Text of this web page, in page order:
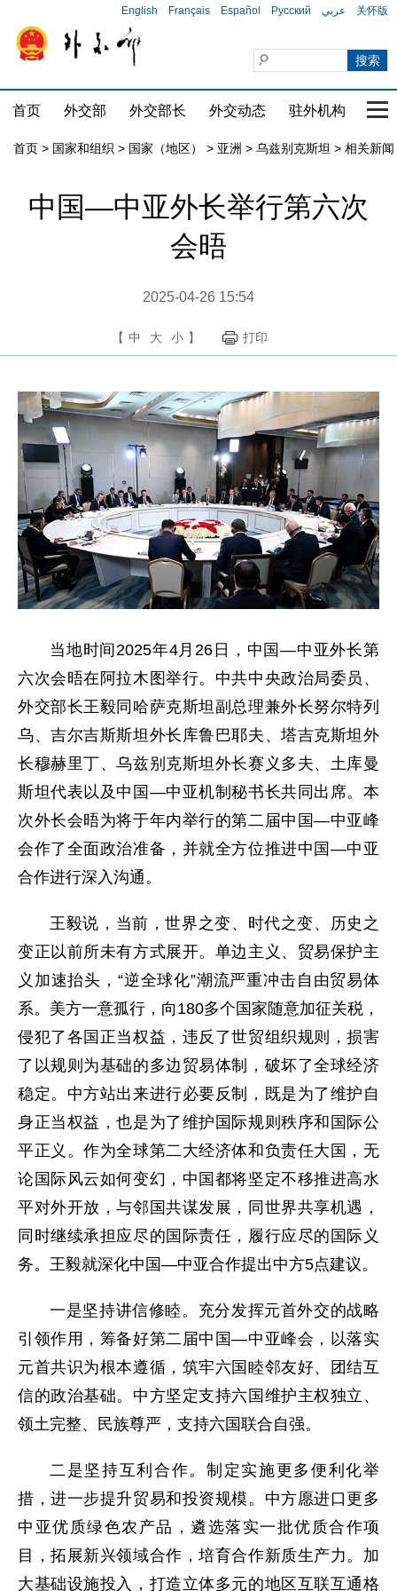
English Français Español Русский عربي 关怀版
首页 外交部 外交部长 外交动态 驻外机构 国
首页 > 国家和组织 > 国家（地区） > 亚洲 > 乌兹别克斯坦 > 相关新闻
中国—中亚外长举行第六次
会晤
2025-04-26 15:54
【 中 大 小 】 打印
当地时间2025年4月26日，中国—中亚外长第
六次会晤在阿拉木图举行。中共中央政治局委员、
外交部长王毅同哈萨克斯坦副总理兼外长努尔特列
乌、吉尔吉斯斯坦外长库鲁巴耶夫、塔吉克斯坦外
长穆赫里丁、乌兹别克斯坦外长赛义多夫、土库曼
斯坦代表以及中国—中亚机制秘书长共同出席。本
次外长会晤为将于年内举行的第二届中国—中亚峰
会作了全面政治准备，并就全方位推进中国—中亚
合作进行深入沟通。
王毅说，当前，世界之变、时代之变、历史之
变正以前所未有方式展开。单边主义、贸易保护主
义加速抬头，“逆全球化”潮流严重冲击自由贸易体
系。美方一意孤行，向180多个国家随意加征关税，
侵犯了各国正当权益，违反了世贸组织规则，损害
了以规则为基础的多边贸易体制，破坏了全球经济
稳定。中方站出来进行必要反制，既是为了维护自
身正当权益，也是为了维护国际规则秩序和国际公
平正义。作为全球第二大经济体和负责任大国，无
论国际风云如何变幻，中国都将坚定不移推进高水
平对外开放，与邻国共谋发展，同世界共享机遇，
同时继续承担应尽的国际责任，履行应尽的国际义
务。王毅就深化中国—中亚合作提出中方5点建议。
一是坚持讲信修睦。充分发挥元首外交的战略
引领作用，筹备好第二届中国—中亚峰会，以落实
元首共识为根本遵循，筑牢六国睦邻友好、团结互
信的政治基础。中方坚定支持六国维护主权独立、
领土完整、民族尊严，支持六国联合自强。
二是坚持互利合作。制定实施更多便利化举
措，进一步提升贸易和投资规模。中方愿进口更多
中亚优质绿色农产品，遴选落实一批优质合作项
目，拓展新兴领域合作，培育合作新质生产力。加
大基础设施投入，打造立体多元的地区互联互通格